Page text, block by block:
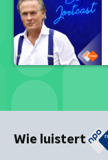
Wie luistert